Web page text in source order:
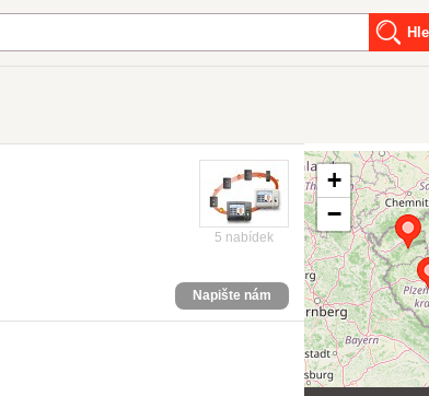
5 nabídek
Napište nám
+
−